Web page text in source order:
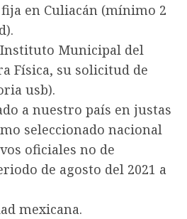
en Culiacán (mínimo 2
Instituto Municipal del
Física, su solicitud de
usb).
a nuestro país en justas
seleccionado nacional
oficiales no de
de agosto del 2021 a
mexicana.